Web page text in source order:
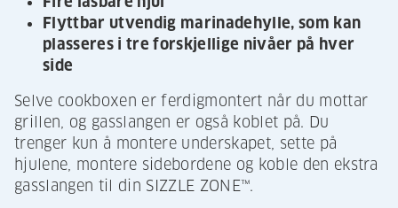
Flyttbar utvendig marinadehylle, som kan
plasseres i tre forskjellige nivåer på hver
side
Selve cookboxen er ferdigmontert når du mottar
grillen, og gasslangen er også koblet på. Du
trenger kun å montere underskapet, sette på
hjulene, montere sidebordene og koble den ekstra
gasslangen til din SIZZLE ZONE™.